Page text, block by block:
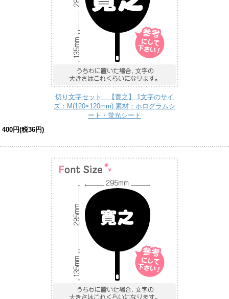
切り文字セット 【寛之】 1文字のサイ
ズ：M(120×120mm) 素材：ホログラムシ
ート・蛍光シート
400円(税36円)